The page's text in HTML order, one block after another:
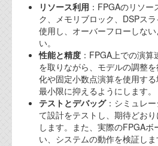
リソース利用 ：FPGAのリソ
ク、メモリブロック、DSPス
使用し、オーバーフローしな
い。
性能と精度 ：FPGA上での演
を取りながら、モデルの調整
化や固定小数点演算を使用す
最小限に抑えるようにします。
テストとデバッグ：シミュレ
て設計をテストし、期待どお
します。また、実際のFPGA
い、システムの動作を検証しま